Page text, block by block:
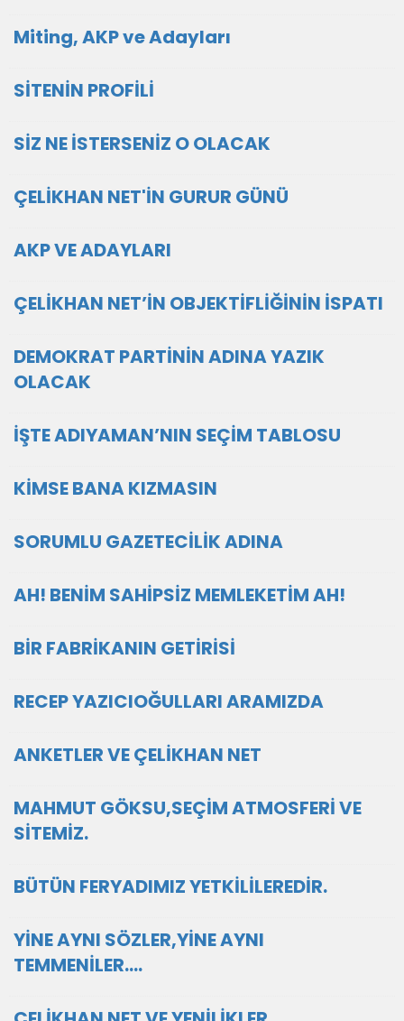
Miting, AKP ve Adayları
SİTENİN PROFİLİ
SİZ NE İSTERSENİZ O OLACAK
ÇELİKHAN NET'İN GURUR GÜNÜ
AKP VE ADAYLARI
ÇELİKHAN NET’İN OBJEKTİFLİĞİNİN İSPATI
DEMOKRAT PARTİNİN ADINA YAZIK
OLACAK
İŞTE ADIYAMAN’NIN SEÇİM TABLOSU
KİMSE BANA KIZMASIN
SORUMLU GAZETECİLİK ADINA
AH! BENİM SAHİPSİZ MEMLEKETİM AH!
BİR FABRİKANIN GETİRİSİ
RECEP YAZICIOĞULLARI ARAMIZDA
ANKETLER VE ÇELİKHAN NET
MAHMUT GÖKSU,SEÇİM ATMOSFERİ VE
SİTEMİZ.
BÜTÜN FERYADIMIZ YETKİLİLEREDİR.
YİNE AYNI SÖZLER,YİNE AYNI
TEMMENİLER....